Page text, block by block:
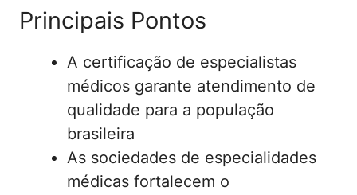
Principais Pontos
A certificação de especialistas
médicos garante atendimento de
qualidade para a população
brasileira
As sociedades de especialidades
médicas fortalecem o